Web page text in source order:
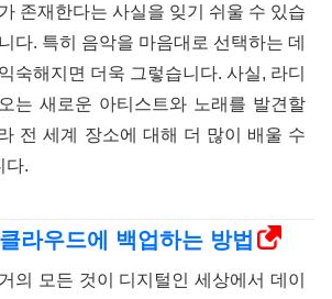
가 존재한다는 사실을 잊기 쉬울 수 있습
니다. 특히 음악을 마음대로 선택하는 데
익숙해지면 더욱 그렇습니다. 사실, 라디
오는 새로운 아티스트와 노래를 발견할
전 세계 장소에 대해 더 많이 배울 수
다.
라우드에 백업하는 방법
거의 모든 것이 디지털인 세상에서 데이